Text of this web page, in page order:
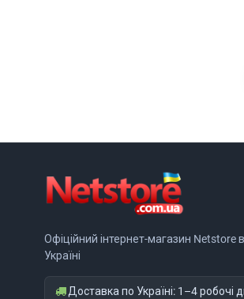
Офіційний інтернет-магазин Netstore в
Україні
Доставка по Україні: 1–4 робочі